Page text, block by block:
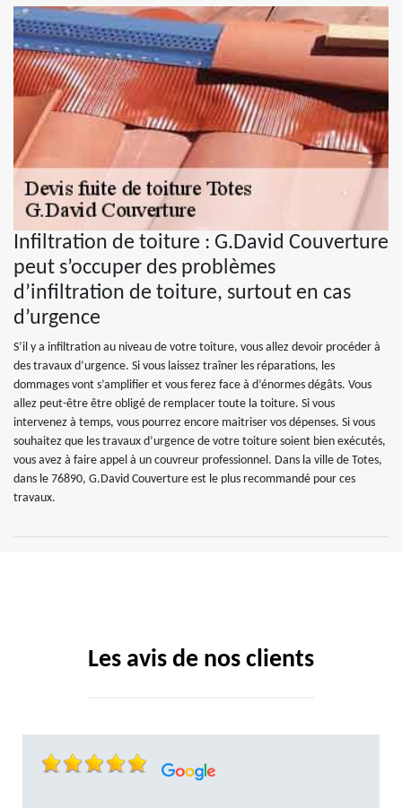
Infiltration de toiture : G.David Couverture
peut s’occuper des problèmes
d’infiltration de toiture, surtout en cas
d’urgence
S’il y a infiltration au niveau de votre toiture, vous allez devoir procéder à
des travaux d’urgence. Si vous laissez traîner les réparations, les
dommages vont s’amplifier et vous ferez face à d’énormes dégâts. Vous
allez peut-être être obligé de remplacer toute la toiture. Si vous
intervenez à temps, vous pourrez encore maitriser vos dépenses. Si vous
souhaitez que les travaux d’urgence de votre toiture soient bien exécutés,
vous avez à faire appel à un couvreur professionnel. Dans la ville de Totes,
dans le 76890, G.David Couverture est le plus recommandé pour ces
travaux.
Les avis de nos clients